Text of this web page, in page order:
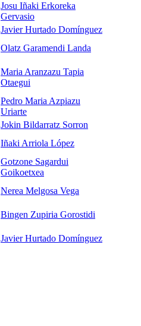
Josu Iñaki Erkoreka
Gervasio
Javier Hurtado Domínguez
Olatz Garamendi Landa
Maria Aranzazu Tapia
Otaegui
Pedro Maria Azpiazu
Uriarte
Jokin Bildarratz Sorron
Iñaki Arriola López
Gotzone Sagardui
Goikoetxea
Nerea Melgosa Vega
Bingen Zupiria Gorostidi
Javier Hurtado Domínguez